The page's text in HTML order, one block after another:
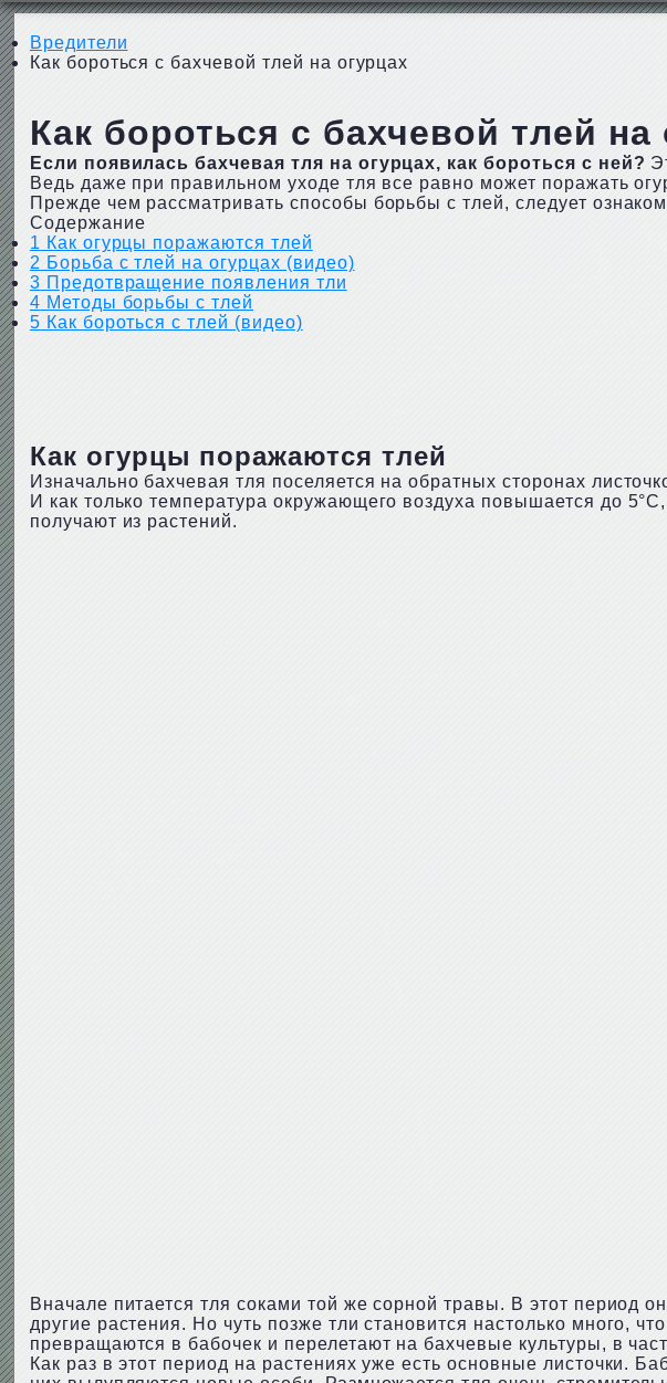
Вредители
Как бороться с бахчевой тлей на огурцах
Как бороться с бахчевой тлей на
Если появилась бахчевая тля на огурцах, как бороться с ней?
Ведь даже при правильном уходе тля все равно может поражать
Прежде чем рассматривать способы борьбы с тлей, следует
Содержание
1 Как огурцы поражаются тлей
2 Борьба с тлей на огурцах (видео)
3 Предотвращение появления тли
4 Методы борьбы с тлей
5 Как бороться с тлей (видео)
Как огурцы поражаются тлей
Изначально бахчевая тля поселяется на обратных сторонах
И как только температура окружающего воздуха повышается до
получают из растений.
Вначале питается тля соками той же сорной травы. В этот период
другие растения. Но чуть позже тли становится настолько много,
превращаются в бабочек и перелетают на бахчевые культуры, в
Как раз в этот период на растениях уже есть основные листочки.